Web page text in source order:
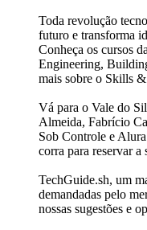
Toda revolução
futuro e transforma
Conheça os cursos
Engineering,
mais sobre o Skills
Vá para o Vale do
Almeida, Fabrício
Sob Controle e
corra para reservar a
TechGuide.sh, um
demandadas pelo
nossas sugestões e